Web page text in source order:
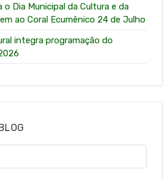
o Dia Municipal da Cultura e da
ao Coral Ecumênico 24 de Julho
integra programação do